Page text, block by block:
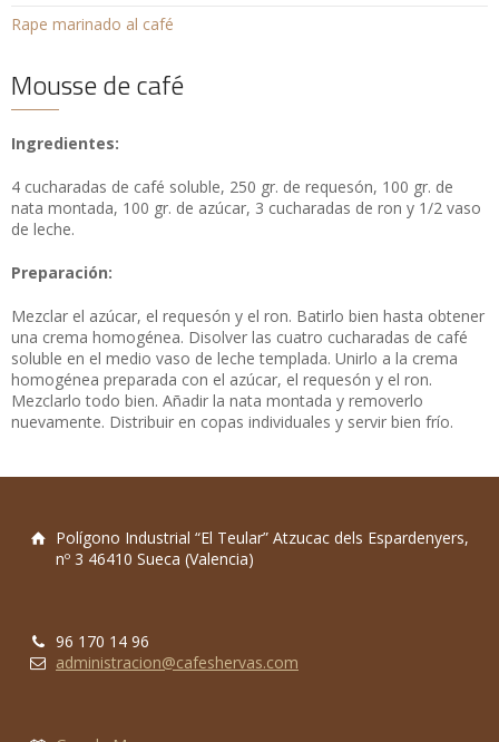
Rape marinado al café
Mousse de café
Ingredientes:
4 cucharadas de café soluble, 250 gr. de requesón, 100 gr. de
nata montada, 100 gr. de azúcar, 3 cucharadas de ron y 1/2 vaso
de leche.
Preparación:
Mezclar el azúcar, el requesón y el ron. Batirlo bien hasta obtener
una crema homogénea. Disolver las cuatro cucharadas de café
soluble en el medio vaso de leche templada. Unirlo a la crema
homogénea preparada con el azúcar, el requesón y el ron.
Mezclarlo todo bien. Añadir la nata montada y removerlo
nuevamente. Distribuir en copas individuales y servir bien frío.
Polígono Industrial “El Teular” Atzucac dels Espardenyers,
nº 3 46410 Sueca (Valencia)
96 170 14 96
administracion@cafeshervas.com